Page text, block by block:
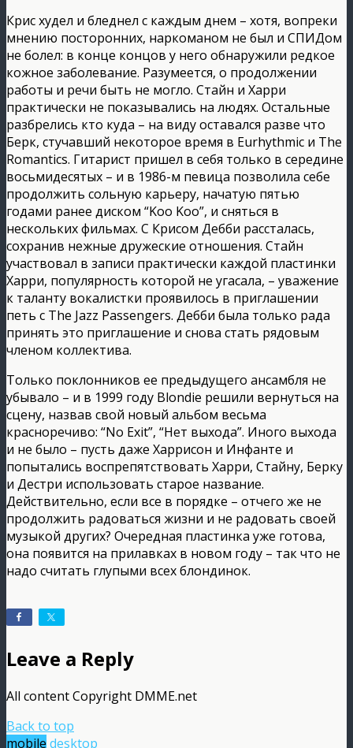
Крис худел и бледнел с каждым днем – хотя, вопреки
мнению посторонних, наркоманом не был и СПИДом
не болел: в конце концов у него обнаружили редкое
кожное заболевание. Разумеется, о продолжении
работы и речи быть не могло. Стайн и Харри
практически не показывались на людях. Остальные
разбрелись кто куда – на виду оставался разве что
Берк, стучавший некоторое время в Eurhythmic и The
Romantics. Гитарист пришел в себя только в середине
восьмидесятых – и в 1986-м певица позволила себе
продолжить сольную карьеру, начатую пятью
годами ранее диском “Koo Koo”, и сняться в
нескольких фильмах. С Крисом Дебби рассталась,
сохранив нежные дружеские отношения. Стайн
участвовал в записи практически каждой пластинки
Харри, популярность которой не угасала, – уважение
к таланту вокалистки проявилось в приглашении
петь с The Jazz Passengers. Дебби была только рада
принять это приглашение и снова стать рядовым
членом коллектива.
Только поклонников ее предыдущего ансамбля не
убывало – и в 1999 году Blondie решили вернуться на
сцену, назвав свой новый альбом весьма
красноречиво: “No Exit”, “Нет выхода”. Иного выхода
и не было – пусть даже Харрисон и Инфанте и
попытались воспрепятствовать Харри, Стайну, Берку
и Дестри использовать старое название.
Действительно, если все в порядке – отчего же не
продолжить радоваться жизни и не радовать своей
музыкой других? Очередная пластинка уже готова,
она появится на прилавках в новом году – так что не
надо считать глупыми всех блондинок.
Leave a Reply
All content Copyright DMME.net
Back to top
mobile desktop